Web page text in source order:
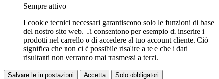
Sempre attivo
I cookie tecnici necessari garantiscono solo le funzioni di base
del nostro sito web. Ti consentono per esempio di inserire i
prodotti nel carrello o di accedere al tuo account cliente. Ciò
significa che non ci è possibile risalire a te e che i dati
risultanti non verranno mai trasmessi a terzi.
Salvare le impostazioni Accetta Solo obbligatori